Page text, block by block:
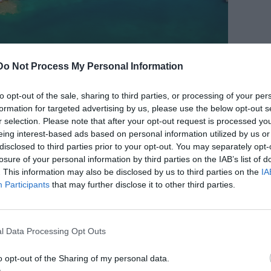
Not Process My Personal Information
opt-out of the sale, sharing to third parties, or processing of your
for targeted advertising by us, please use the below opt-out
selection. Please note that after your opt-out request is processed
interest-based ads based on personal information utilized by us
to third parties prior to your opt-out. You may separately
of your personal information by third parties on the IAB’s list of
This information may also be disclosed by us to third parties on the
Participants that may further disclose it to other third parties.
Data Processing Opt Outs
opt-out of the Sharing of my personal data.
παραλίες και πλούσια ιστορία, με σμαραγδένια
έχουν επισκεφθεί, γνωρίζουν καλά πως η
ιδιαίτερη αύρα, μία ξεχωριστή ομορφιά. Βρίσκεται
και δεν είναι καθόλου τυχαίο το γεγονός ότι
αγαπούν τη φύση. Η πλούσια βλάστηση και τα
κατατεθέν της, όπως και οι μαγικές παραλίες με τα
μέρη μακρινά. Οι παραδοσιακοί οικισμοί της Θάσου
περπάτημα, ενώ οι locals θα σας μυήσουν στα
και θα σας συντροφεύσουν σε ένα γαστρονομικό ταξίδι,
του Καταρράκτες της Θάσου, που εντυπωσιάζουν,
και βουνού σε έναν κατεξοχήν καλοκαιρινό προορισμό.